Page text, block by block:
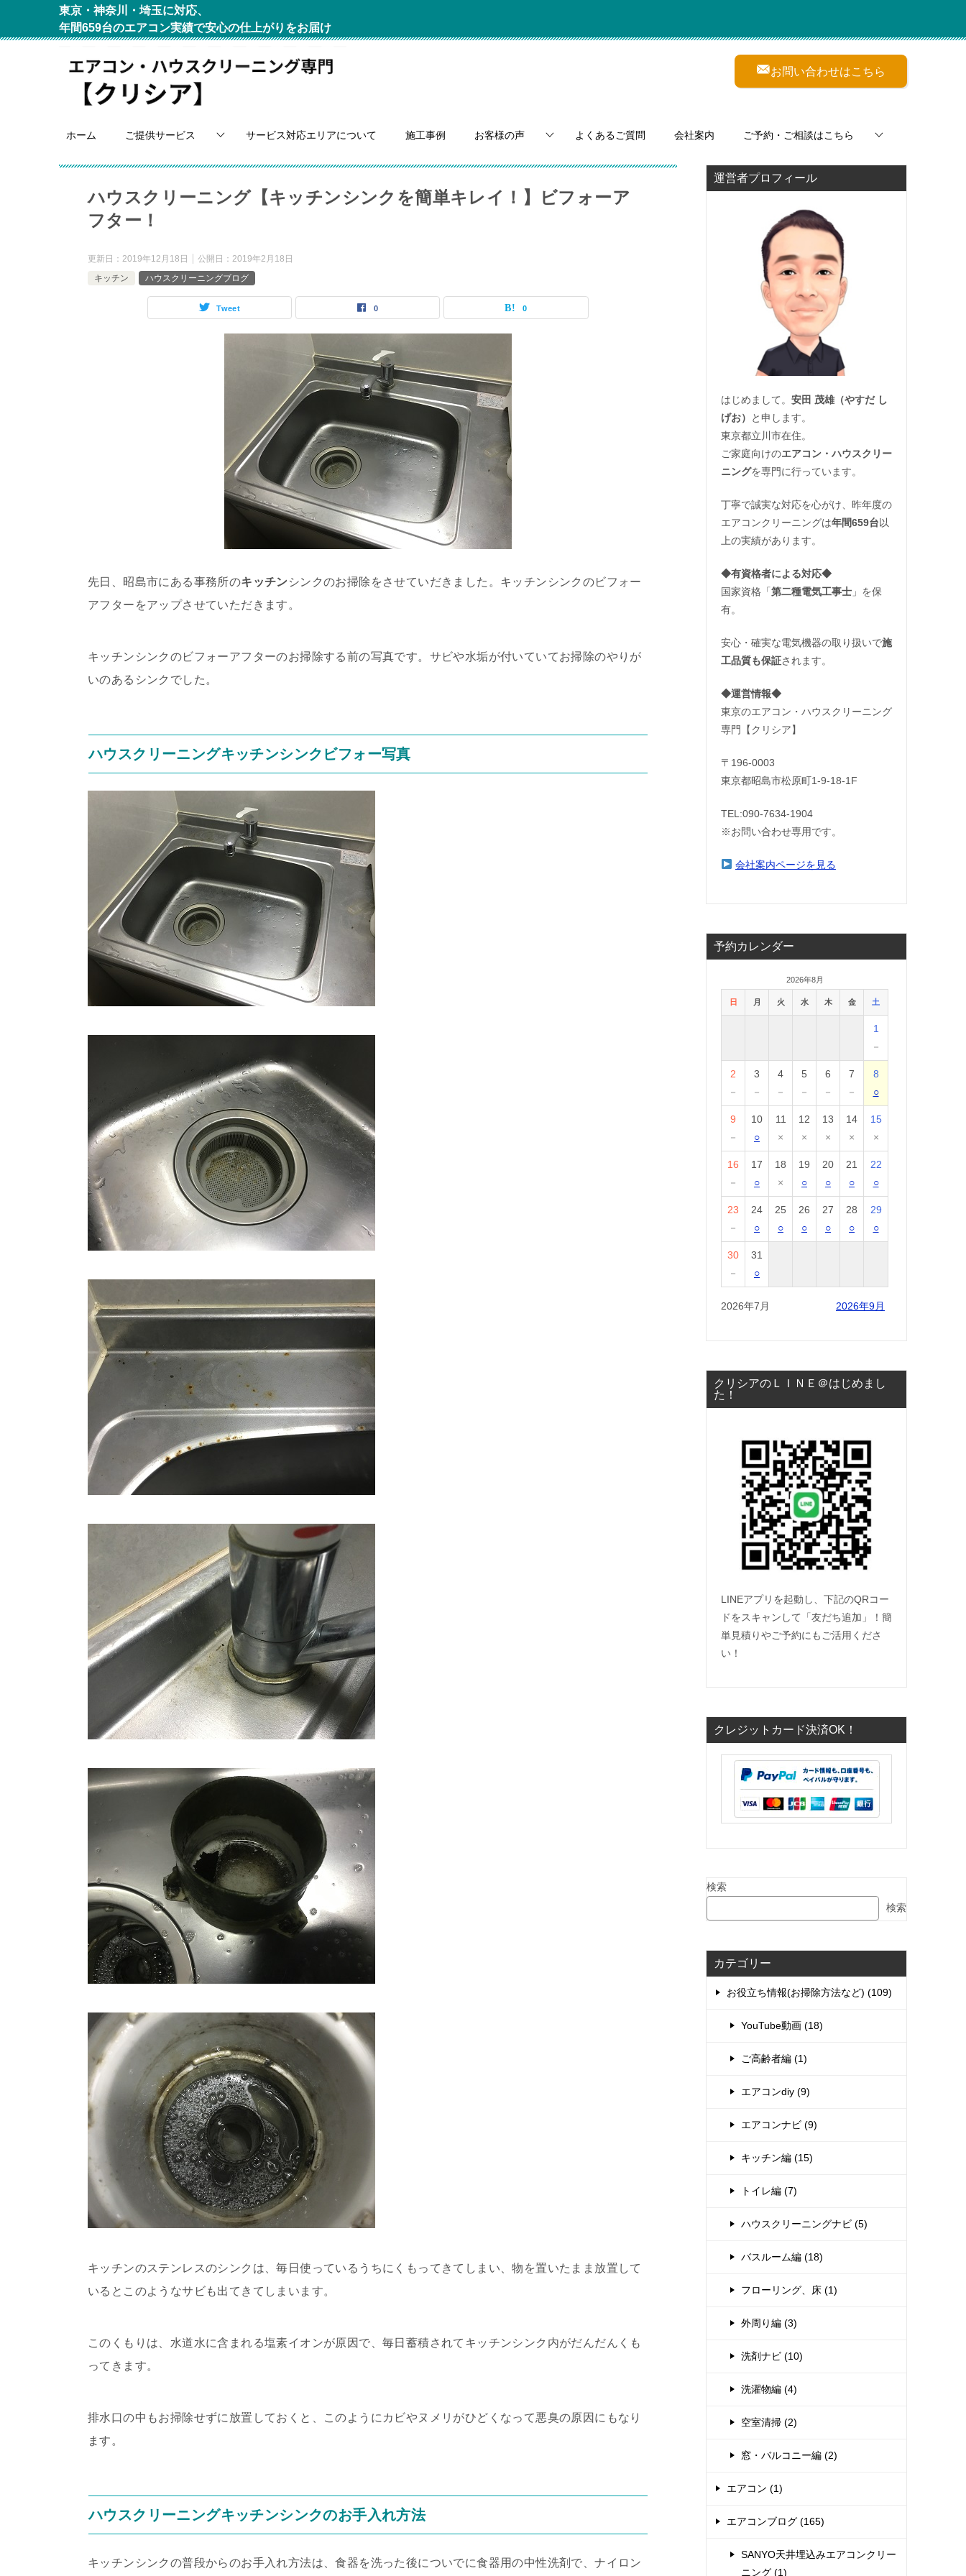
東京・神奈川・埼玉に対応、
年間659台のエアコン実績で安心の仕上がりをお届け
お問い合わせはこちら
ホーム ご提供サービス サービス対応エリアについて 施工事例 お客様の声 よくあるご質問 会社案内 ご予約・ご相談はこちら
ハウスクリーニング【キッチンシンクを簡単キレイ！】ビフォーア
フター！
更新日： 2019年12月18日 公開日： 2019年2月18日
キッチン
ハウスクリーニングブログ
Tweet 0 0
先日、昭島市にある事務所のキッチンシンクのお掃除をさせていだきました。キッチンシンクのビフォー
アフターをアップさせていただきます。
キッチンシンクのビフォーアフターのお掃除する前の写真です。サビや水垢が付いていてお掃除のやりが
いのあるシンクでした。
ハウスクリーニングキッチンシンクビフォー写真
キッチンのステンレスのシンクは、毎日使っているうちにくもってきてしまい、物を置いたまま放置して
いるとこのようなサビも出てきてしまいます。
このくもりは、水道水に含まれる塩素イオンが原因で、毎日蓄積されてキッチンシンク内がだんだんくも
ってきます。
排水口の中もお掃除せずに放置しておくと、このようにカビやヌメリがひどくなって悪臭の原因にもなり
ます。
ハウスクリーニングキッチンシンクのお手入れ方法
キッチンシンクの普段からのお手入れ方法は、食器を洗った後についでに食器用の中性洗剤で、ナイロン
運営者プロフィール
はじめまして。 安田 茂雄（やすだ し
げお）
と申します。
東京都立川市在住。
ご家庭向けのエアコン・ハウスクリー
ニングを専門に行っています。
丁寧で誠実な対応を心がけ、昨年度の
エアコンクリーニングは年間659台以
上の実績があります。
◆有資格者による対応◆
国家資格「第二種電気工事士 」を保
有。
安心・確実な電気機器の取り扱いで施
工品質も保証されます。
◆運営情報◆
東京のエアコン・ハウスクリーニング
専門【クリシア】
〒196-0003
東京都昭島市松原町1-9‐18‐1F
TEL:090-7634-1904
※お問い合わせ専用です。
会社案内ページを見る
予約カレンダー
2026年8月
日 月 火 水 木 金 土
1
－
2
－
3
－
4
－
5
－
6
－
7
－
8
○
9
－
10
○
11
×
12
×
13
×
14
×
15
×
16
－
17
○
18
×
19
○
20
○
21
○
22
○
23
－
24
○
25
○
26
○
27
○
28
○
29
○
30
－
31
○
2026年7月 2026年9月
クリシアのＬＩＮＥ＠はじめまし
た！
LINEアプリを起動し、下記のQRコー
ドをスキャンして「友だち追加」！簡
単見積りやご予約にもご活用くださ
い！
クレジットカード決済OK！
検索
検索
カテゴリー
お役立ち情報(お掃除方法など) (109)
YouTube動画 (18)
ご高齢者編 (1)
エアコンdiy (9)
エアコンナビ (9)
キッチン編 (15)
トイレ編 (7)
ハウスクリーニングナビ (5)
バスルーム編 (18)
フローリング、床 (1)
外周り編 (3)
洗剤ナビ (10)
洗濯物編 (4)
空室清掃 (2)
窓・バルコニー編 (2)
エアコン (1)
エアコンブログ (165)
SANYO天井埋込みエアコンクリー
ニング (1)